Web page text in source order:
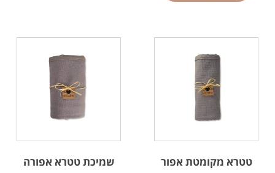
טטרא מקומטת אפור שמיכת טטרא אפורה